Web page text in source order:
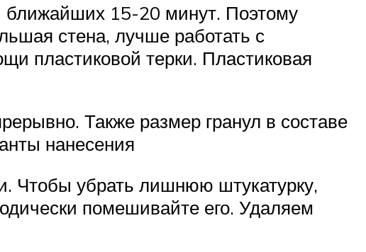
ближайших 15-20 минут. Поэтому
стена, лучше работать с
пластиковой терки. Пластиковая
Также размер гранул в составе
нанесения
Чтобы убрать лишнюю штукатурку,
помешивайте его. Удаляем